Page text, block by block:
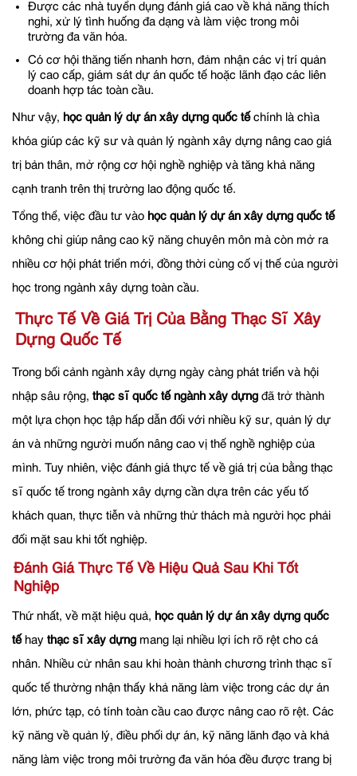
Được các nhà tuyển dụng đánh giá cao về khả năng thích
nghi, xử lý tình huống đa dạng và làm việc trong môi
trường đa văn hóa.
Có cơ hội thăng tiến nhanh hơn, đảm nhận các vị trí quản
lý cao cấp, giám sát dự án quốc tế hoặc lãnh đạo các liên
doanh hợp tác toàn cầu.
Như vậy, học quản lý dự án xây dựng quốc tếchính là chìa
khóa giúp các kỹ sư và quản lý ngành xây dựng nâng cao giá
trị bản thân, mở rộng cơ hội nghề nghiệp và tăng khả năng
cạnh tranh trên thị trường lao động quốc tế.
Tổng thể, việc đầu tư vào học quản lý dự án xây dựng quốc tế
không chỉ giúp nâng cao kỹ năng chuyên môn mà còn mở ra
nhiều cơ hội phát triển mới, đồng thời củng cố vị thế của người
học trong ngành xây dựng toàn cầu.
Thực Tế Về Giá Trị Của Bằng Thạc Sĩ Xây
Dựng Quốc Tế
Trong bối cảnh ngành xây dựng ngày càng phát triển và hội
nhập sâu rộng, thạc sĩ quốc tế ngành xây dựng đã trở thành
một lựa chọn học tập hấp dẫn đối với nhiều kỹ sư, quản lý dự
án và những người muốn nâng cao vị thế nghề nghiệp của
mình. Tuy nhiên, việc đánh giá thực tế về giá trị của bằng thạc
sĩ quốc tế trong ngành xây dựng cần dựa trên các yếu tố
khách quan, thực tiễn và những thử thách mà người học phải
đối mặt sau khi tốt nghiệp.
Đánh Giá Thực Tế Về Hiệu Quả Sau Khi Tốt
Nghiệp
Thứ nhất, về mặt hiệu quả, học quản lý dự án xây dựng quốc
tếhay thạc sĩ xây dựng mang lại nhiều lợi ích rõ rệt cho cá
nhân. Nhiều cử nhân sau khi hoàn thành chương trình thạc sĩ
quốc tế thường nhận thấy khả năng làm việc trong các dự án
lớn, phức tạp, có tính toàn cầu cao được nâng cao rõ rệt. Các
kỹ năng về quản lý, điều phối dự án, kỹ năng lãnh đạo và khả
năng làm việc trong môi trường đa văn hóa đều được trang bị